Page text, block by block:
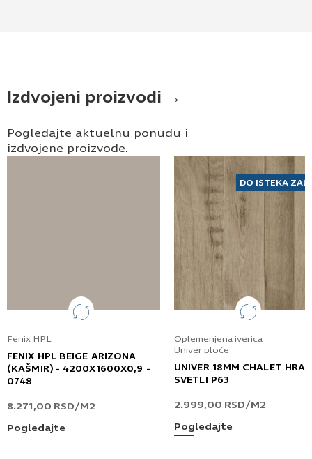
Izdvojeni proizvodi →
Pogledajte aktuelnu ponudu i
izdvojene proizvode.
Fenix HPL
FENIX HPL BEIGE ARIZONA
(KAŠMIR) - 4200X1600X0,9 -
0748
8.271,00 RSD/M2
Pogledajte
DO ISTEKA
Oplemenjena iverica -
Univer ploče
UNIVER 18MM CHALET
SVETLI P63
2.999,00 RSD/M2
Pogledajte